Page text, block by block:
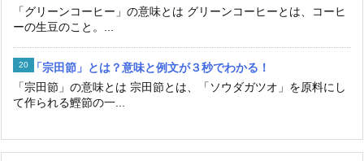
「グリーンコーヒー」の意味とは グリーンコーヒーとは、コーヒ
ーの生豆のこと。...
「宗田節」とは？意味と例文が３秒でわかる！
「宗田節」の意味とは 宗田節とは、「ソウダガツオ」を原料にし
て作られる鰹節の一...